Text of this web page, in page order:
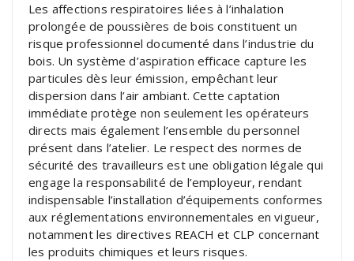
Les affections respiratoires liées à l’inhalation
prolongée de poussières de bois constituent un
risque professionnel documenté dans l’industrie du
bois. Un système d’aspiration efficace capture les
particules dès leur émission, empêchant leur
dispersion dans l’air ambiant. Cette captation
immédiate protège non seulement les opérateurs
directs mais également l’ensemble du personnel
présent dans l’atelier. Le respect des normes de
sécurité des travailleurs est une obligation légale qui
engage la responsabilité de l’employeur, rendant
indispensable l’installation d’équipements conformes
aux réglementations environnementales en vigueur,
notamment les directives REACH et CLP concernant
les produits chimiques et leurs risques.